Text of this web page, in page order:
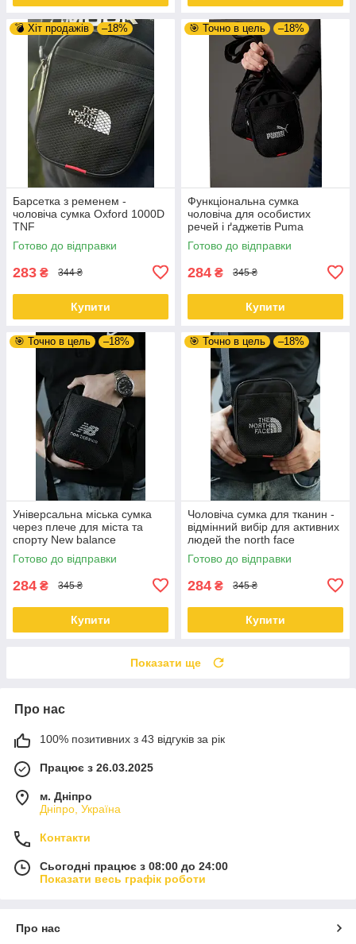
💣 Хіт продажів –18%
Барсетка з ременем -
чоловіча сумка Oxford 1000D
TNF
Готово до відправки
283 ₴ 344 ₴
Купити
🎯 Точно в цель –18%
Функціональна сумка
чоловіча для особистих
речей і ґаджетів Puma
Готово до відправки
284 ₴ 345 ₴
Купити
🎯 Точно в цель –18%
Універсальна міська сумка
через плече для міста та
спорту New balance
Готово до відправки
284 ₴ 345 ₴
Купити
🎯 Точно в цель –18%
Чоловіча сумка для тканин -
відмінний вибір для активних
людей the north face
Готово до відправки
284 ₴ 345 ₴
Купити
Показати ще
Про нас
100% позитивних з 43 відгуків за рік
Працює з 26.03.2025
м. Дніпро
Дніпро, Україна
Контакти
Сьогодні працює з 08:00 до 24:00
Показати весь графік роботи
Про нас